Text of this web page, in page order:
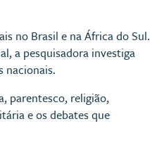
no Brasil e na África do Sul.
a pesquisadora investiga
nacionais.
parentesco, religião,
e os debates que